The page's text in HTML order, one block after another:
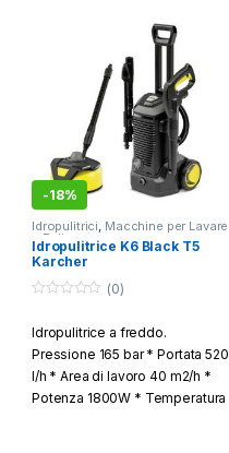
-18%
Idropulitrici, Macchine per Lavare
e Pulire
Idropulitrice K6 Black T5
Karcher
u
o
f
5
(0)
Idropulitrice a freddo.
Pressione 165 bar * Portata 520
l/h * Area di lavoro 40 m2/h *
Potenza 1800W * Temperatura